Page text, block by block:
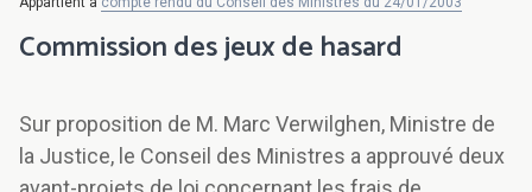
Commission des jeux de hasard
Sur proposition de M. Marc Verwilghen, Ministre de
la Justice, le Conseil des Ministres a approuvé deux